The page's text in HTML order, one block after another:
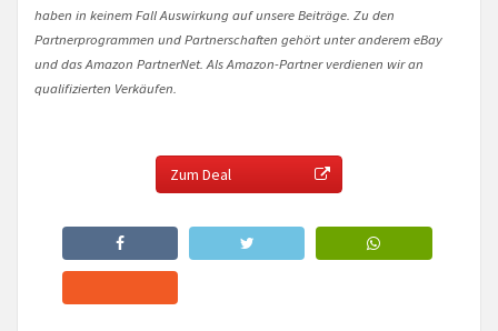
haben in keinem Fall Auswirkung auf unsere Beiträge. Zu den
Partnerprogrammen und Partnerschaften gehört unter anderem eBay
und das Amazon PartnerNet. Als Amazon-Partner verdienen wir an
qualifizierten Verkäufen.
Zum Deal